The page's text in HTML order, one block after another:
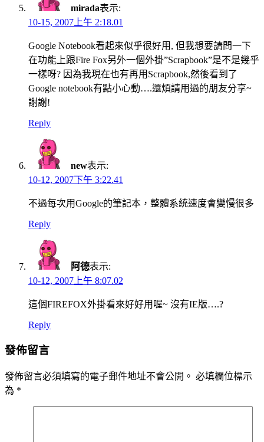
mirada表示:
10-15, 2007上午 2:18.01
Google Notebook看起來似乎很好用, 但我想要請問一下
在功能上跟Fire Fox另外一個外掛”Scrapbook”是不是幾乎
一樣呀? 因為我現在也有再用Scrapbook,然後看到了
Google notebook有點小心動….還煩請用過的朋友分享~
謝謝!
Reply
new表示:
10-12, 2007下午 3:22.41
不過每次用Google的筆記本，整體系統速度會變慢很多
Reply
阿德表示:
10-12, 2007上午 8:07.02
這個FIREFOX外掛看來好好用喔~ 沒有IE版….?
Reply
發佈留言
發佈留言必須填寫的電子郵件地址不會公開。 必填欄位標示
為 *